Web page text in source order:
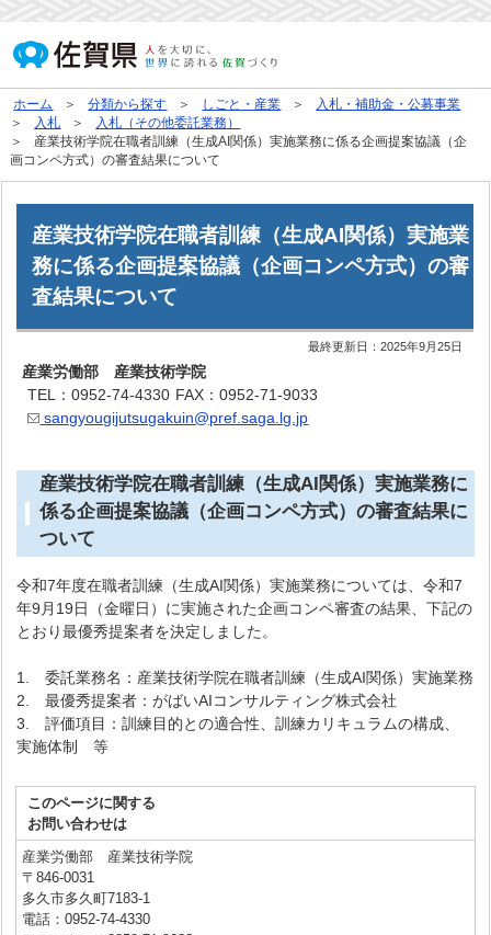
ホーム 分類から探す しごと・産業
入札・補助金・公募事業
入札
入札（その他委託業務）
産業技術学院在職者訓練（生成AI関係）実施業務に係る企画提案協議（企
画コンペ方式）の審査結果について
産業技術学院在職者訓練（生成AI関係）実施業
務に係る企画提案協議（企画コンペ方式）の審
査結果について
最終更新日：2025年9月25日
産業労働部 産業技術学院
TEL：0952-74-4330 FAX：0952-71-9033
sangyougijutsugakuin@pref.saga.lg.jp
産業技術学院在職者訓練（生成AI関係）実施業務に
係る企画提案協議（企画コンペ方式）の審査結果に
ついて
令和7年度在職者訓練（生成AI関係）実施業務については、令和7
年9月19日（金曜日）に実施された企画コンペ審査の結果、下記の
とおり最優秀提案者を決定しました。
1. 委託業務名：産業技術学院在職者訓練（生成AI関係）実施業務
2. 最優秀提案者：がばいAIコンサルティング株式会社
3. 評価項目：訓練目的との適合性、訓練カリキュラムの構成、
実施体制 等
このページに関する
お問い合わせは
産業労働部 産業技術学院
〒846-0031
多久市多久町7183-1
電話：0952-74-4330